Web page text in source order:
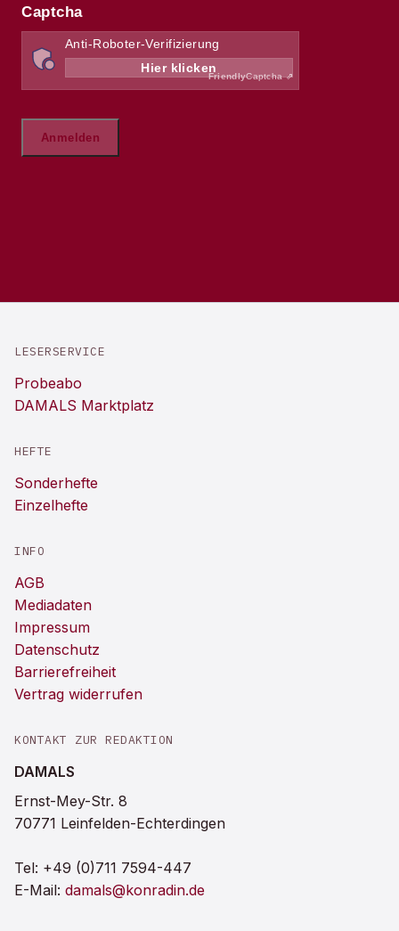
LESERSERVICE
Probeabo
DAMALS Marktplatz
HEFTE
Sonderhefte
Einzelhefte
INFO
AGB
Mediadaten
Impressum
Datenschutz
Barrierefreiheit
Vertrag widerrufen
KONTAKT ZUR REDAKTION
DAMALS
Ernst-Mey-Str. 8
70771 Leinfelden-Echterdingen
Tel: +49 (0)711 7594-447
E-Mail: damals@konradin.de